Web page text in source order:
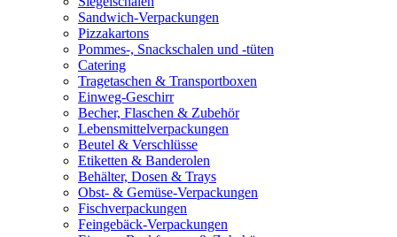
Sandwich-Verpackungen
Pizzakartons
Pommes-, Snackschalen und -tüten
Catering
Tragetaschen & Transportboxen
Einweg-Geschirr
Becher, Flaschen & Zubehör
Lebensmittelverpackungen
Beutel & Verschlüsse
Etiketten & Banderolen
Behälter, Dosen & Trays
Obst- & Gemüse-Verpackungen
Fischverpackungen
Feingebäck-Verpackungen